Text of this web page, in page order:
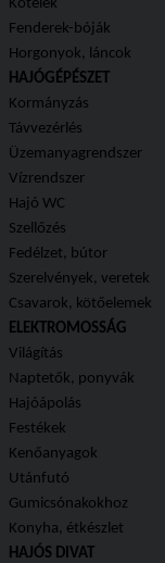
Kötelek
Fenderek-bóják
Horgonyok, láncok
HAJÓGÉPÉSZET
Kormányzás
Távvezérlés
Üzemanyagrendszer
Vízrendszer
Hajó WC
Szellőzés
Fedélzet, bútor
Szerelvények, veretek
Csavarok, kötőelemek
ELEKTROMOSSÁG
Világítás
Naptetők, ponyvák
Hajóápolás
Festékek
Kenőanyagok
Utánfutó
Gumicsónakokhoz
Konyha, étkészlet
HAJÓS DIVAT